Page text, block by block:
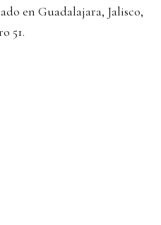
en Guadalajara, Jalisco,
51.